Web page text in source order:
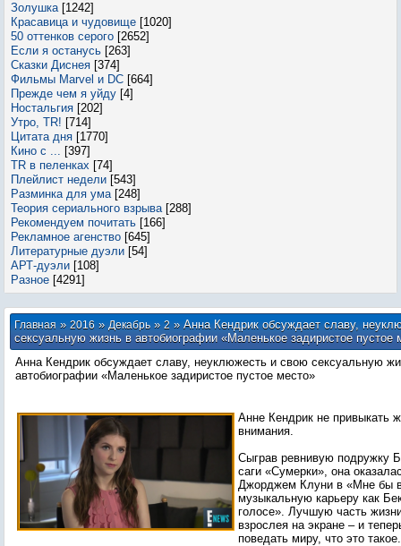
Золушка [1242]
Красавица и чудовище [1020]
50 оттенков серого [2652]
Если я останусь [263]
Сказки Диснея [374]
Фильмы Marvel и DC [664]
Прежде чем я уйду [4]
Ностальгия [202]
Утро, TR! [714]
Цитата дня [1770]
Кино с ... [397]
TR в пеленках [74]
Плейлист недели [543]
Разминка для ума [248]
Теория сериального взрыва [288]
Рекомендуем почитать [166]
Рекламное агенство [645]
Литературные дуэли [54]
АРТ-дуэли [108]
Разное [4291]
Главная»2016 » Декабрь » 2» Анна Кендрик обсуждает славу,
сексуальную жизнь в автобиографии «Маленькое задиристое пустое
Анна Кендрик обсуждает славу, неуклюжесть и свою сексуальную
автобиографии «Маленькое задиристое пустое место»
Анне Кендрик не привыкать
внимания.
Сыграв ревнивую подружку
саги «Сумерки», она
Джорджем Клуни в «Мне бы
музыкальную карьеру как
голосе». Лучшую часть
взрослея на экране – и
поведать миру, что это такое.